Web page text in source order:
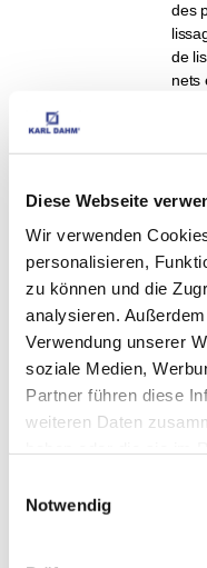
Diese Webseite
Wir verwenden
personalisieren,
zu können und die
analysieren.
Verwendung unserer
soziale Medien,
Partner führen diese
weiteren Daten
Notwendig
des
de
nets
Fiche
Vous
Votre
votre